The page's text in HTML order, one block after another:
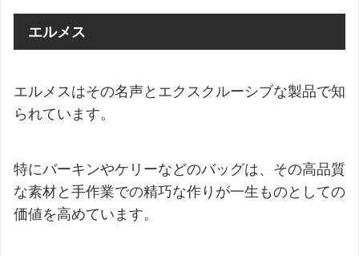
エルメス
エルメスはその名声とエクスクルーシブな製品で知
られています。
特にバーキンやケリーなどのバッグは、その高品質
な素材と手作業での精巧な作りが一生ものとしての
価値を高めています。